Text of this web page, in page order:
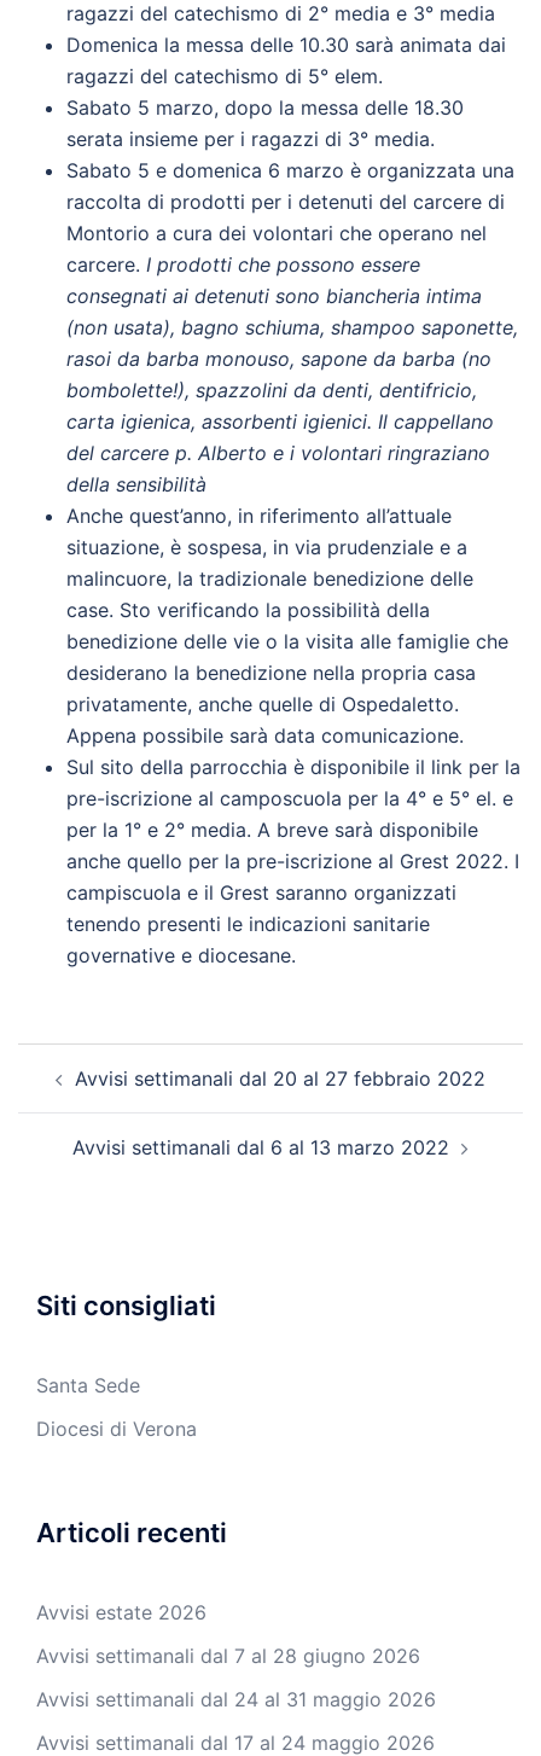
ragazzi del catechismo di 2° media e 3° media
Domenica la messa delle 10.30 sarà animata dai
ragazzi del catechismo di 5° elem.
Sabato 5 marzo, dopo la messa delle 18.30
serata insieme per i ragazzi di 3° media.
Sabato 5 e domenica 6 marzo è organizzata una
raccolta di prodotti per i detenuti del carcere di
Montorio a cura dei volontari che operano nel
carcere. I prodotti che possono essere
consegnati ai detenuti sono biancheria intima
(non usata), bagno schiuma, shampoo saponette,
rasoi da barba monouso, sapone da barba (no
bombolette!), spazzolini da denti, dentifricio,
carta igienica, assorbenti igienici. Il cappellano
del carcere p. Alberto e i volontari ringraziano
della sensibilità
Anche quest’anno, in riferimento all’attuale
situazione, è sospesa, in via prudenziale e a
malincuore, la tradizionale benedizione delle
case. Sto verificando la possibilità della
benedizione delle vie o la visita alle famiglie che
desiderano la benedizione nella propria casa
privatamente, anche quelle di Ospedaletto.
Appena possibile sarà data comunicazione.
Sul sito della parrocchia è disponibile il link per la
pre-iscrizione al camposcuola per la 4° e 5° el. e
per la 1° e 2° media. A breve sarà disponibile
anche quello per la pre-iscrizione al Grest 2022. I
campiscuola e il Grest saranno organizzati
tenendo presenti le indicazioni sanitarie
governative e diocesane.
articolo
Avvisi settimanali dal 20 al 27 febbraio 2022
Avvisi settimanali dal 6 al 13 marzo 2022
Siti consigliati
Santa Sede
Diocesi di Verona
Articoli recenti
Avvisi estate 2026
Avvisi settimanali dal 7 al 28 giugno 2026
Avvisi settimanali dal 24 al 31 maggio 2026
Avvisi settimanali dal 17 al 24 maggio 2026